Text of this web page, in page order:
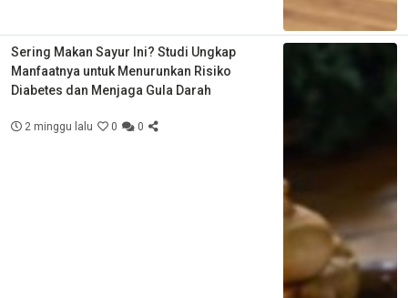
Sering Makan Sayur Ini? Studi Ungkap
Manfaatnya untuk Menurunkan Risiko
Diabetes dan Menjaga Gula Darah
2 minggu lalu 0 0